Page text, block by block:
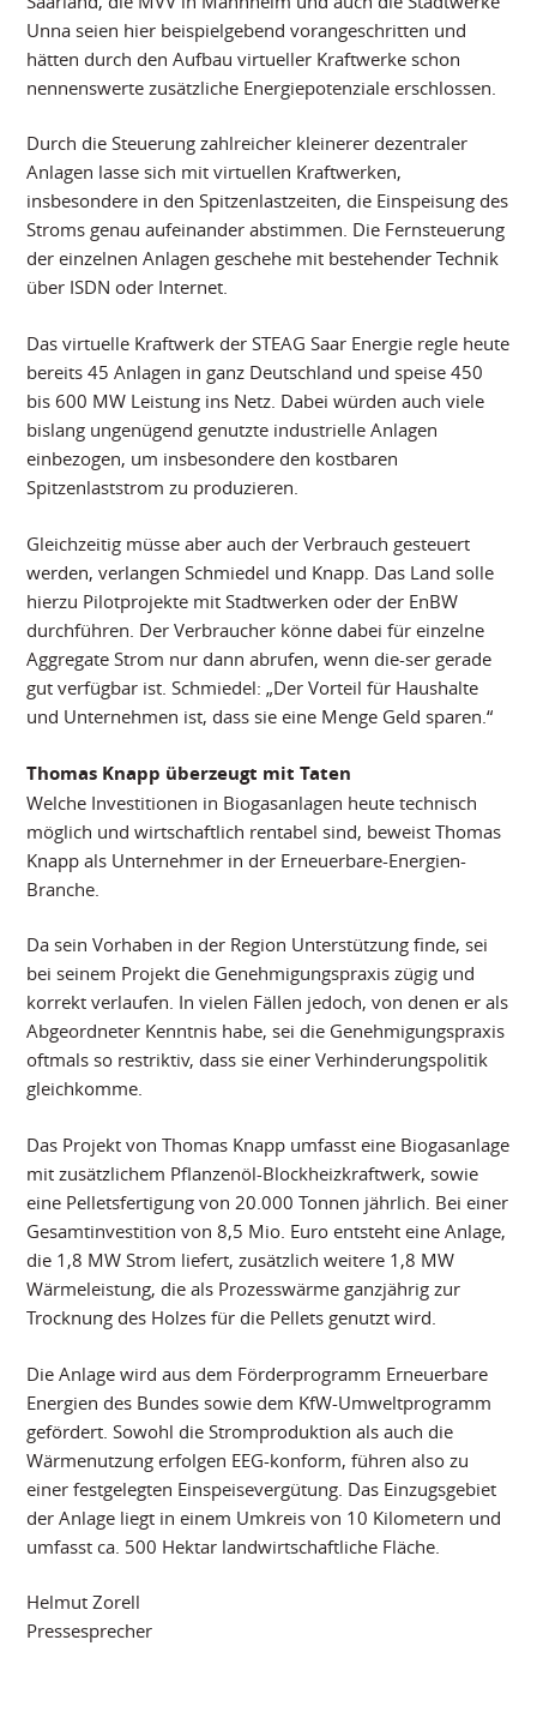
Unna seien hier beispielgebend vorangeschritten und
hätten durch den Aufbau virtueller Kraftwerke schon
nennenswerte zusätzliche Energiepotenziale erschlossen.
Durch die Steuerung zahlreicher kleinerer dezentraler
Anlagen lasse sich mit virtuellen Kraftwerken,
insbesondere in den Spitzenlastzeiten, die Einspeisung des
Stroms genau aufeinander abstimmen. Die Fernsteuerung
der einzelnen Anlagen geschehe mit bestehender Technik
über ISDN oder Internet.
Das virtuelle Kraftwerk der STEAG Saar Energie regle heute
bereits 45 Anlagen in ganz Deutschland und speise 450
bis 600 MW Leistung ins Netz. Dabei würden auch viele
bislang ungenügend genutzte industrielle Anlagen
einbezogen, um insbesondere den kostbaren
Spitzenlaststrom zu produzieren.
Gleichzeitig müsse aber auch der Verbrauch gesteuert
werden, verlangen Schmiedel und Knapp. Das Land solle
hierzu Pilotprojekte mit Stadtwerken oder der EnBW
durchführen. Der Verbraucher könne dabei für einzelne
Aggregate Strom nur dann abrufen, wenn die-ser gerade
gut verfügbar ist. Schmiedel: „Der Vorteil für Haushalte
und Unternehmen ist, dass sie eine Menge Geld sparen.“
Thomas Knapp überzeugt mit Taten
Welche Investitionen in Biogasanlagen heute technisch
möglich und wirtschaftlich rentabel sind, beweist Thomas
Knapp als Unternehmer in der Erneuerbare-Energien-
Branche.
Da sein Vorhaben in der Region Unterstützung finde, sei
bei seinem Projekt die Genehmigungspraxis zügig und
korrekt verlaufen. In vielen Fällen jedoch, von denen er als
Abgeordneter Kenntnis habe, sei die Genehmigungspraxis
oftmals so restriktiv, dass sie einer Verhinderungspolitik
gleichkomme.
Das Projekt von Thomas Knapp umfasst eine Biogasanlage
mit zusätzlichem Pflanzenöl-Blockheizkraftwerk, sowie
eine Pelletsfertigung von 20.000 Tonnen jährlich. Bei einer
Gesamtinvestition von 8,5 Mio. Euro entsteht eine Anlage,
die 1,8 MW Strom liefert, zusätzlich weitere 1,8 MW
Wärmeleistung, die als Prozesswärme ganzjährig zur
Trocknung des Holzes für die Pellets genutzt wird.
Die Anlage wird aus dem Förderprogramm Erneuerbare
Energien des Bundes sowie dem KfW-Umweltprogramm
gefördert. Sowohl die Stromproduktion als auch die
Wärmenutzung erfolgen EEG-konform, führen also zu
einer festgelegten Einspeisevergütung. Das Einzugsgebiet
der Anlage liegt in einem Umkreis von 10 Kilometern und
umfasst ca. 500 Hektar landwirtschaftliche Fläche.
Helmut Zorell
Pressesprecher